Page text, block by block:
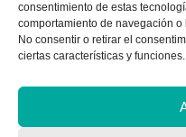
consentimiento de estas
comportamiento de navegación
No consentir o retirar el
ciertas características y funciones.
Política de privacidad